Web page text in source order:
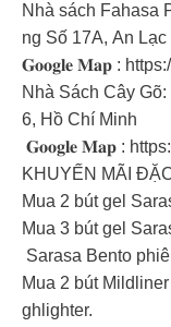
Nhà sách Fahasa
ng Số 17A, An
𝐆𝐨𝐨𝐠𝐥𝐞 𝐌𝐚𝐩 :
Nhà Sách Cây
6, Hồ Chí Minh
𝐆𝐨𝐨𝐠𝐥𝐞 𝐌𝐚𝐩 :
KHUYẾN MÃI
Mua 2 bút gel
Mua 3 bút gel
Sarasa Bento
Mua 2 bút
ghlighter.